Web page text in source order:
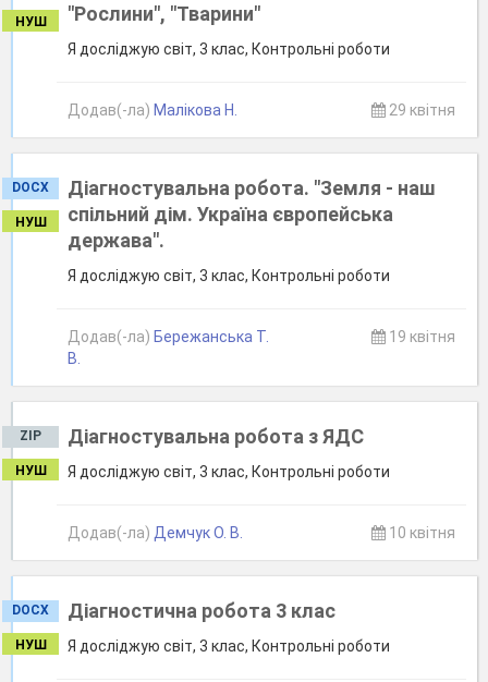
НУШ
"Рослини", "Тварини"
Я досліджую світ, 3 клас, Контрольні роботи
Додав(-ла) Малікова Н. 29 квітня
DOCX
НУШ
Діагностувальна робота. "Земля - наш
спільний дім. Україна європейська
держава".
Я досліджую світ, 3 клас, Контрольні роботи
Додав(-ла) Бережанська Т.
В.
19 квітня
ZIP
НУШ
Діагностувальна робота з ЯДС
Я досліджую світ, 3 клас, Контрольні роботи
Додав(-ла) Демчук О. В. 10 квітня
DOCX
НУШ
Діагностична робота 3 клас
Я досліджую світ, 3 клас, Контрольні роботи